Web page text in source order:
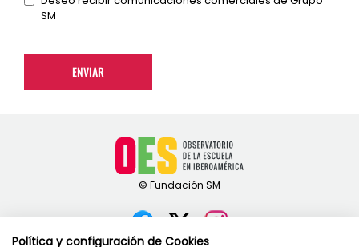
comerciales
SM
Política y configuración de Cookies